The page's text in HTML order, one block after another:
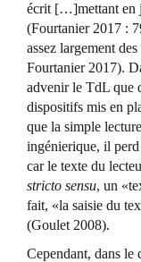
écrit […]mettant en
(Fourtanier 2017 :
assez largement
Fourtanier 2017).
advenir le TdL que
dispositifs mis en
que la simple
ingénierique, il perd
car le texte du
stricto sensu, un
fait, «la saisie du
(Goulet 2008).
Cependant, dans le